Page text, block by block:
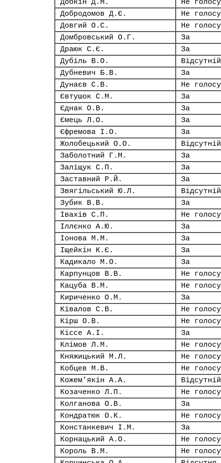
Добкін Д.М.
Не
Добродомов Д.Є.
Не
Довгий О.С.
Не
Домбровський О.Г.
За
Драюк С.Є.
За
Дубіль В.О.
Відсутній
Дубневич Б.В.
За
Дунаєв С.В.
Не
Євтушок С.М.
За
Єднак О.В.
За
Ємець Л.О.
За
Єфремова І.О.
За
Жолобецький О.О.
Відсутній
Заболотний Г.М.
За
Заліщук С.П.
За
Заставний Р.Й.
За
Звягільський Ю.Л.
Відсутній
Зубик В.В.
За
Івахів С.П.
Не
Іллєнко А.Ю.
За
Іонова М.М.
За
Іщейкін К.Є.
За
Кадикало М.О.
За
Карпунцов В.В.
Не
Кацуба В.М.
Не
Кириченко О.М.
За
Ківалов С.В.
Не
Кірш О.В.
Не
Кіссе А.І.
За
Клімов Л.М.
Не
Княжицький М.Л.
Не
Кобцев М.В.
Не
Кожем’якін А.А.
Відсутній
Козаченко Л.П.
Не
Колганова О.В.
За
Кондратюк О.К.
Не
Констанкевич І.М.
За
Корнацький А.О.
Не
Король В.М.
Не